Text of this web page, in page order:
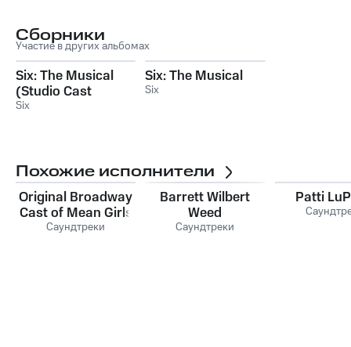
Сборники
Участие в других альбомах
Six: The Musical
(Studio Cast
Recording)
Six
Six: The Musical
Six
Похожие исполнители
Original Broadway
Cast of Mean Girls
Саундтреки
Barrett Wilbert
Weed
Саундтреки
Patti